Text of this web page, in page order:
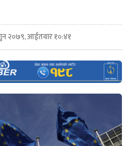
२०७९, आईतवार १०:४१